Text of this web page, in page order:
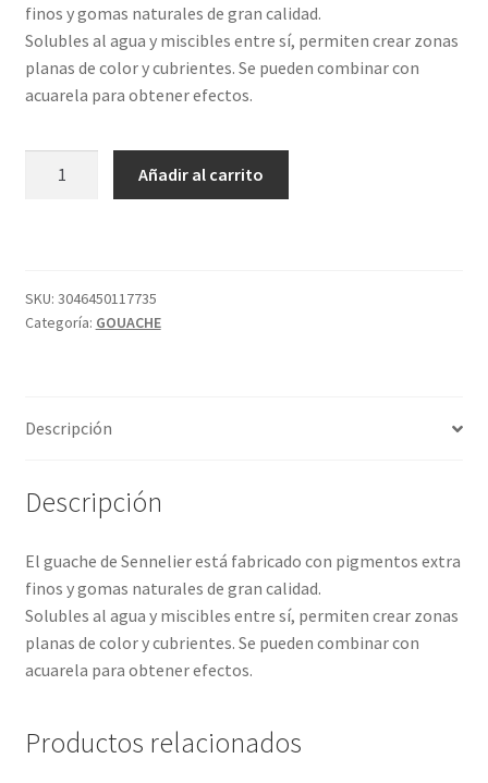
finos y gomas naturales de gran calidad.
Solubles al agua y miscibles entre sí, permiten crear zonas
planas de color y cubrientes. Se pueden combinar con
acuarela para obtener efectos.
SENNELIER
cantidad
Añadir al carrito
SKU: 3046450117735
Categoría: GOUACHE
Descripción
Descripción
El guache de Sennelier está fabricado con pigmentos extra
finos y gomas naturales de gran calidad.
Solubles al agua y miscibles entre sí, permiten crear zonas
planas de color y cubrientes. Se pueden combinar con
acuarela para obtener efectos.
Productos relacionados